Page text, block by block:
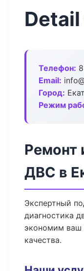
Телефон:
Email:
Город:
Режим
Ремонт
ДВС в
Экспертный
диагностика
экономим ваш
качества.